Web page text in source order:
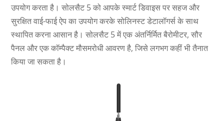
उपयोग करता है। सोलसैट 5 को आपके स्मार्ट डिवाइस पर सहज और
सुरक्षित वाई-फाई ऐप का उपयोग करके सोलिनस्ट डेटालॉगर्स के साथ
स्थापित करना आसान है। सोलसैट 5 में एक अंतर्निर्मित बैरोमीटर, सौर
पैनल और एक कॉम्पैक्ट मौसमरोधी आवरण है, जिसे लगभग कहीं भी तैनात
किया जा सकता है।